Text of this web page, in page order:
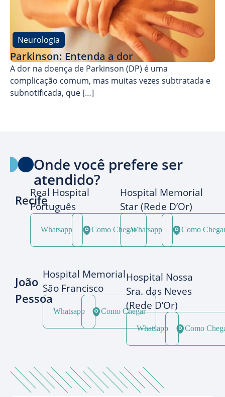
Neurologia
Parkinson: Entenda a dor
A dor na doença de Parkinson (DP) é uma
complicação comum, mas muitas vezes subtratada e
subnotificada, que […]
Onde você prefere ser
atendido?
RecifeReal Hospital
Português
Whatsapp Como Chegar
Hospital Memorial
Star (Rede D’Or)
Whatsapp Como
João
Pessoa
Hospital Memorial
São Francisco
Whatsapp Como Chegar
Hospital Nossa
Sra. das Neves
(Rede D’Or)
Whatsapp Como